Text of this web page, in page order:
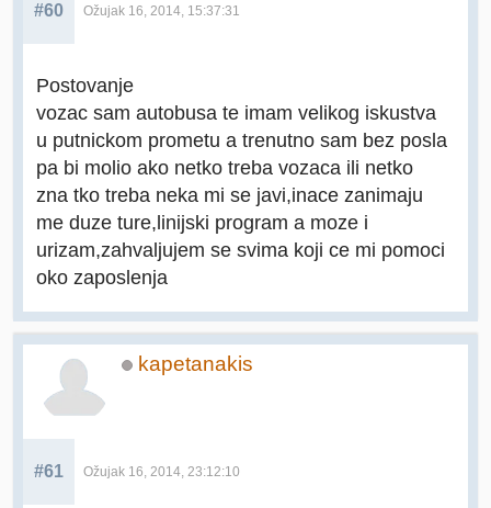
#60 Ožujak 16, 2014, 15:37:31
Postovanje
vozac sam autobusa te imam velikog iskustva
u putnickom prometu a trenutno sam bez posla
pa bi molio ako netko treba vozaca ili netko
zna tko treba neka mi se javi,inace zanimaju
me duze ture,linijski program a moze i
urizam,zahvaljujem se svima koji ce mi pomoci
oko zaposlenja
kapetanakis
#61 Ožujak 16, 2014, 23:12:10